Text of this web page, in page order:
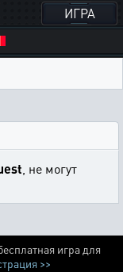
ИГРА
, не могут
игра для
>>